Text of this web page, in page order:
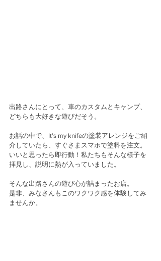
出路さんにとって、車のカスタムとキャンプ、
どちらも大好きな遊びだそう。
お話の中で、It's my knifeの塗装アレンジをご紹
介していたら、すぐさまスマホで塗料を注文。
いいと思ったら即行動！私たちもそんな様子を
拝見し、説明に熱が入っていました。
そんな出路さんの遊び心が詰まったお店。
是非、みなさんもこのワクワク感を体験してみ
ませんか。